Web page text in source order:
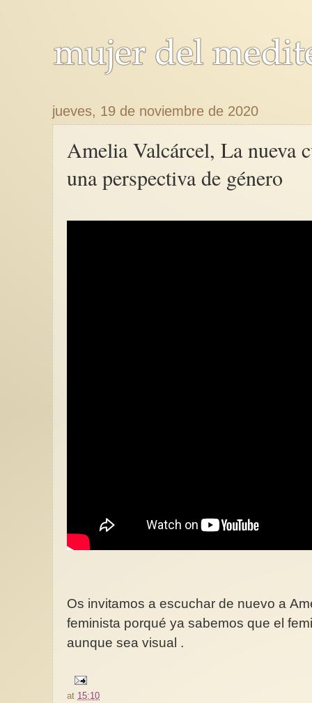
jueves, 19 de noviembre de 2020
Amelia Valcárcel, La nueva
una perspectiva de género
Os invitamos a escuchar de nuevo a
feminista porqué ya sabemos que el
aunque sea visual .
at 15:10